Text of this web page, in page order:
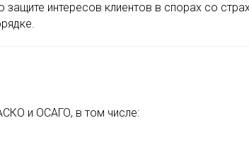
интересов клиентов в спорах со
и ОСАГО, в том числе: